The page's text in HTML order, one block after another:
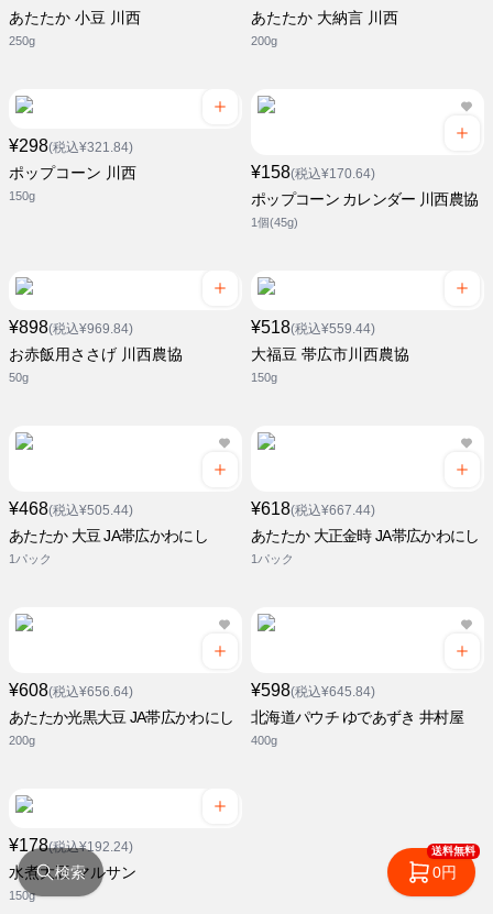
あたたか 小豆 川西
250g
あたたか 大納言 川西
200g
¥298(税込¥321.84)
ポップコーン 川西
150g
¥158(税込¥170.64)
ポップコーン カレンダー 川西農協
1個(45g)
¥898(税込¥969.84)
お赤飯用ささげ 川西農協
50g
¥518(税込¥559.44)
大福豆 帯広市川西農協
150g
¥468(税込¥505.44)
あたたか 大豆 JA帯広かわにし
1パック
¥618(税込¥667.44)
あたたか 大正金時 JA帯広かわにし
1パック
¥608(税込¥656.64)
あたたか光黒大豆 JA帯広かわにし
200g
¥598(税込¥645.84)
北海道パウチ ゆであずき 井村屋
400g
¥178(税込¥192.24)
水煮大豆 マルサン
150g
検索
送料無料
0円